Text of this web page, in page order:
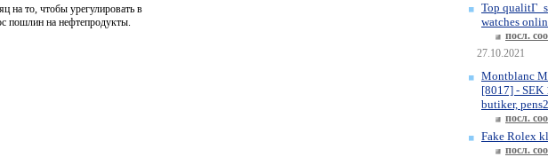
на то, чтобы урегулировать в
пошлин на нефтепродукты.
Top qualitГ
watches
посл.
27.10.2021
Montblanc
[8017] - SEK
butiker,
посл.
Fake Rolex
посл.